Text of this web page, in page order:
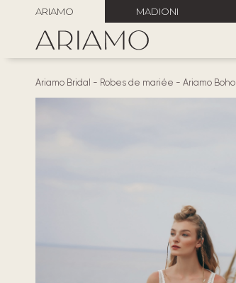
ARIAMO MADIONI
Ariamo Bridal - Robes de mariée - Ariamo Boho